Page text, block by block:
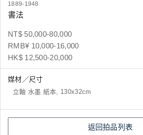
1889-1948
書法
NT$ 50,000-80,000
RMB¥ 10,000-16,000
HK$ 12,500-20,000
媒材／尺寸
立軸 水墨 紙本, 130x32cm
返回拍品列表